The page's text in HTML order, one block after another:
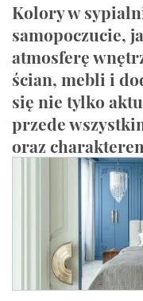
Kolory w
samopoczucie,
atmosferę
ścian, mebli i
się nie tylko
przede
oraz